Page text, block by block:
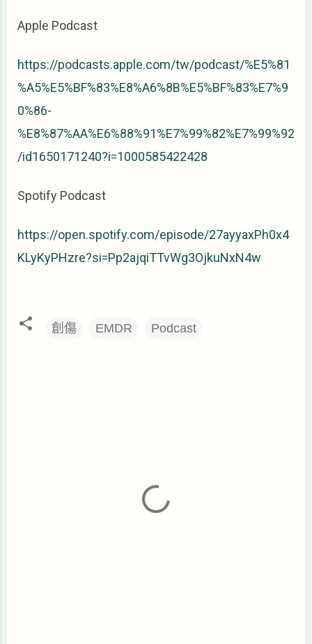
Apple Podcast
https://podcasts.apple.com/tw/podcast/%E5%81
%A5%E5%BF%83%E8%A6%8B%E5%BF%83%E7%9
0%86-
%E8%87%AA%E6%88%91%E7%99%82%E7%99%92
/id1650171240?i=1000585422428
Spotify Podcast
https://open.spotify.com/episode/27ayyaxPh0x4
KLyKyPHzre?si=Pp2ajqiTTvWg3OjkuNxN4w
創傷 EMDR Podcast